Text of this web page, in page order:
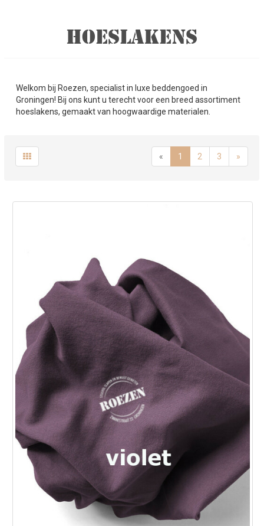
HOESLAKENS
Welkom bij Roezen, specialist in luxe beddengoed in
Groningen! Bij ons kunt u terecht voor een breed assortiment
hoeslakens, gemaakt van hoogwaardige materialen.
« 1 2 3 »